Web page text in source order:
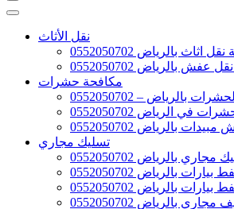
نقل الأثاث
اثاث بالرياض 0552050702
عفش بالرياض 0552050702
مكافحة حشرات
بالرياض – 0552050702
الرياض 0552050702
بالرياض 0552050702
تسليك مجاري
بالرياض 0552050702
بالرياض 0552050702
بالرياض 0552050702
بالرياض 0552050702